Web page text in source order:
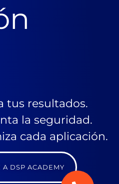
tus resultados.
la seguridad.
cada aplicación.
A DSP ACADEMY